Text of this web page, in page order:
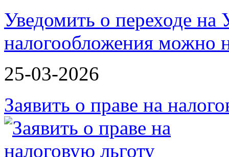
Уведомить о переходе
налогообложения можно
25-03-2026
Заявить о праве на